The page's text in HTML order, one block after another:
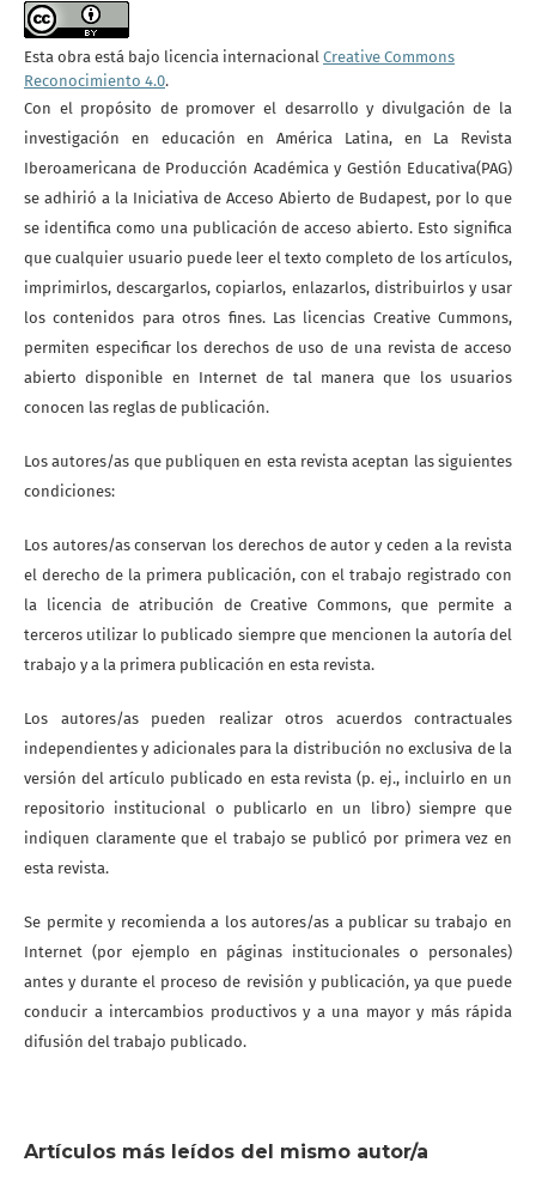
Esta obra está bajo licencia internacional Creative Commons
Reconocimiento 4.0.
Con el propósito de promover el desarrollo y divulgación de la
investigación en educación en América Latina, en La Revista
Iberoamericana de Producción Académica y Gestión Educativa(PAG)
se adhirió a la Iniciativa de Acceso Abierto de Budapest, por lo que
se identifica como una publicación de acceso abierto. Esto significa
que cualquier usuario puede leer el texto completo de los artículos,
imprimirlos, descargarlos, copiarlos, enlazarlos, distribuirlos y usar
los contenidos para otros fines. Las licencias Creative Cummons,
permiten especificar los derechos de uso de una revista de acceso
abierto disponible en Internet de tal manera que los usuarios
conocen las reglas de publicación.
Los autores/as que publiquen en esta revista aceptan las siguientes
condiciones:
Los autores/as conservan los derechos de autor y ceden a la revista
el derecho de la primera publicación, con el trabajo registrado con
la licencia de atribución de Creative Commons, que permite a
terceros utilizar lo publicado siempre que mencionen la autoría del
trabajo y a la primera publicación en esta revista.
Los autores/as pueden realizar otros acuerdos contractuales
independientes y adicionales para la distribución no exclusiva de la
versión del artículo publicado en esta revista (p. ej., incluirlo en un
repositorio institucional o publicarlo en un libro) siempre que
indiquen claramente que el trabajo se publicó por primera vez en
esta revista.
Se permite y recomienda a los autores/as a publicar su trabajo en
Internet (por ejemplo en páginas institucionales o personales)
antes y durante el proceso de revisión y publicación, ya que puede
conducir a intercambios productivos y a una mayor y más rápida
difusión del trabajo publicado.
Artículos más leídos del mismo autor/a